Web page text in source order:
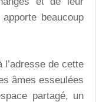
beaucoup
de cette
âmes esseulées
partagé, un